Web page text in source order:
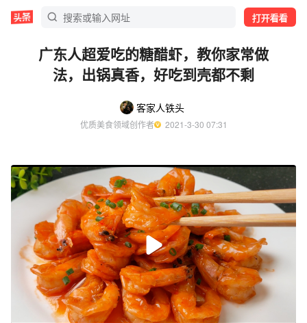
打开看看
广东人超爱吃的糖醋虾，教你家常做
法，出锅真香，好吃到壳都不剩
客家人铁头
优质美食领域创作者
  2021-3-30 07:31